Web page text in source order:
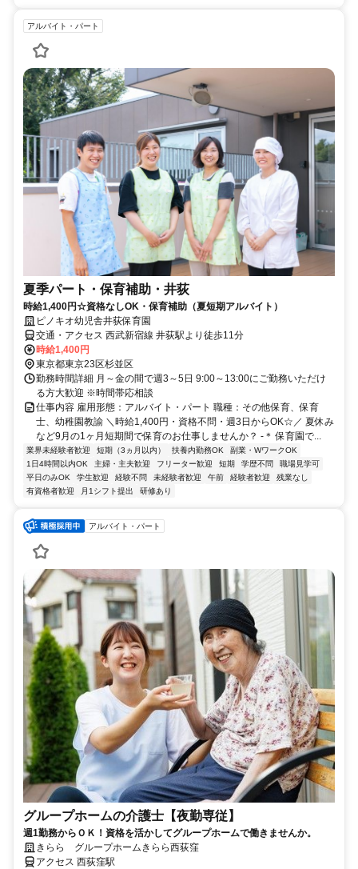
アルバイト・パート
夏季パート・保育補助・井荻
時給1,400円☆資格なしOK・保育補助（夏短期アルバイト）
ピノキオ幼児舎井荻保育園
交通・アクセス 西武新宿線 井荻駅より徒歩11分
時給1,400円
東京都東京23区杉並区
勤務時間詳細 月～金の間で週3～5日 9:00～13:00にご勤務いただけ
る方大歓迎 ※時間帯応相談
仕事内容 雇用形態：アルバイト・パート 職種：その他保育、保育
士、幼稚園教諭 ＼時給1,400円・資格不問・週3日からOK☆／ 夏休み
など9月の1ヶ月短期間で保育のお仕事しませんか？ -＊ 保育園で...
業界未経験者歓迎 短期（3ヵ月以内） 扶養内勤務OK
副業・WワークOK
1日4時間以内OK
主婦・主夫歓迎 フリーター歓迎 短期 学歴不問
職場見学可
平日のみOK
学生歓迎 経験不問 未経験者歓迎 午前 経験者歓迎
残業なし
有資格者歓迎
月1シフト提出 研修あり
アルバイト・パート
グループホームの介護士【夜勤専従】
週1勤務からＯＫ！資格を活かしてグループホームで働きませんか。
きらら グループホームきらら西荻窪
アクセス 西荻窪駅